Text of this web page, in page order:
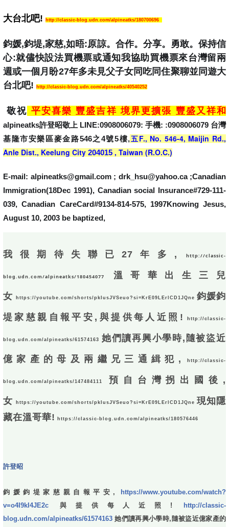
大台北吧! http://classic-blog.udn.com/alpineatks/180700696
鈞媛,鈞堤,家慈,如晤:原諒。合作。分享。勇敢。保持信
心:就儘快設法買機票或通知我協助買機票來台灣留兩
週或一個月盼27年多未見父子女同吃同住聚聊並同遊大
台北吧!
http://classic-blog.udn.com/alpineatks/40540252
敬祝 平安喜樂 豐盛吉祥 境界更擴張 豐盛又祥和
alpineatks許登昭敬上 LINE:0908006079: 手機: :0908006079 台灣
基隆市安樂區麥金路546之4號5樓,五F., No. 546-4, Maijin Rd.,
Anle Dist., Keelung City 204015 , Taiwan (R.O.C.)
E-mail: alpineatks@gmail.com ; drk_hsu@yahoo.ca ;Canadian
Immigration(18Dec 1991), Canadian social Insurance#729-111-
039, Canadian CareCard#9134-814-575, 1997Knowing Jesus,
August 10, 2003 be baptized,
我很期待失聯已27年多, http://classic-
blog.udn.com/alpineatks/180454077 溫哥華出生三兒
女 https://youtube.com/shorts/pkIusJVSeuo?si=KrE09LErlCD1JQne 鈞媛鈞
堤家慈親自報平安,與提供每人近照! http://classic-
blog.udn.com/alpineatks/61574163 她們讀再興小學時,隨被盜近
億家產的母及兩繼兄三通緝犯, http://classic-
blog.udn.com/alpineatks/147484111 預自台灣拐出國後,
女 https://youtube.com/shorts/pkIusJVSeuo?si=KrE09LErlCD1JQne 現知隱
藏在溫哥華!
https://classic-blog.udn.com/alpineatks/180576446
許登昭
鈞媛鈞堤家慈親自報平安,
https://www.youtube.com/watch?
v=o4I9kI4JE2c 與提供每人近照!
http://classic-
blog.udn.com/alpineatks/61574163 她們讀再興小學時,隨被盜近億家產的